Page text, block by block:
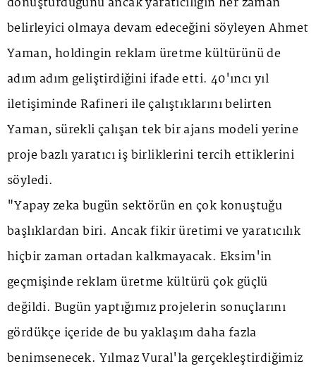
belirleyici olmaya devam edeceğini söyleyen Ahmet
Yaman, holdingin reklam üretme kültürünü de
adım adım geliştirdiğini ifade etti. 40'ıncı yıl
iletişiminde Rafineri ile çalıştıklarını belirten
Yaman, sürekli çalışan tek bir ajans modeli yerine
proje bazlı yaratıcı iş birliklerini tercih ettiklerini
söyledi.
"Yapay zeka bugün sektörün en çok konuştuğu
başlıklardan biri. Ancak fikir üretimi ve yaratıcılık
hiçbir zaman ortadan kalkmayacak. Eksim'in
geçmişinde reklam üretme kültürü çok güçlü
değildi. Bugün yaptığımız projelerin sonuçlarını
gördükçe içeride de bu yaklaşım daha fazla
benimsenecek. Yılmaz Vural'la gerçekleştirdiğimiz